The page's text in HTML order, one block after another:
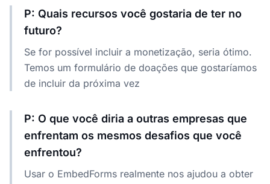
P: Quais recursos você gostaria de ter no
futuro?
Se for possível incluir a monetização, seria ótimo.
Temos um formulário de doações que gostaríamos
de incluir da próxima vez
P: O que você diria a outras empresas que
enfrentam os mesmos desafios que você
enfrentou?
Usar o EmbedForms realmente nos ajudou a obter